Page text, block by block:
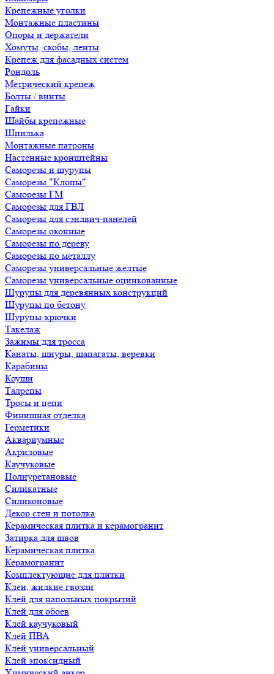
Крепежные уголки
Монтажные пластины
Опоры и держатели
Хомуты, скобы, ленты
Крепеж для фасадных систем
Рондоль
Метрический крепеж
Болты / винты
Гайки
Шайбы крепежные
Шпилька
Монтажные патроны
Настенные кронштейны
Саморезы и шурупы
Саморезы "Клопы"
Саморезы ГМ
Саморезы для ГВЛ
Саморезы для сэндвич-панелей
Саморезы оконные
Саморезы по дереву
Саморезы по металлу
Саморезы универсальные желтые
Саморезы универсальные оцинкованные
Шурупы для деревянных конструкций
Шурупы по бетону
Шурупы-крючки
Такелаж
Зажимы для тросса
Канаты, шнуры, шапагаты, веревки
Карабины
Коуши
Талрепы
Тросы и цепи
Финишная отделка
Герметики
Аквариумные
Акриловые
Каучуковые
Полиуретановые
Силикатные
Силиконовые
Декор стен и потолка
Керамическая плитка и керамогранит
Затирка для швов
Керамическая плитка
Керамогранит
Комплектующие для плитки
Клеи, жидкие гвозди
Клей для напольных покрытий
Клей для обоев
Клей каучуковый
Клей ПВА
Клей универсальный
Клей эпоксидный